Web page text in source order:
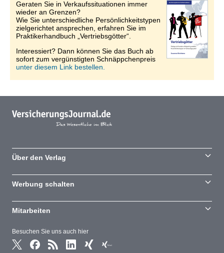
Geraten Sie in Verkaufssituationen immer
wieder an Grenzen?
Wie Sie unterschiedliche Persönlichkeitstypen
zielgerichtet ansprechen, erfahren Sie im
Praktikerhandbuch „Vertriebsgötter“.
Interessiert? Dann können Sie das Buch ab
sofort zum vergünstigten Schnäppchenpreis
unter diesem Link bestellen.
Besuchen Sie uns auch hier
Über den Verlag
Werbung schalten
Mitarbeiten